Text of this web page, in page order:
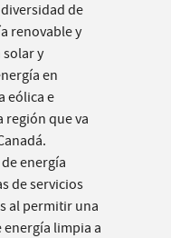
de
renovable y
y
en
eólica e
región que va
energía
de servicios
al permitir una
limpia a